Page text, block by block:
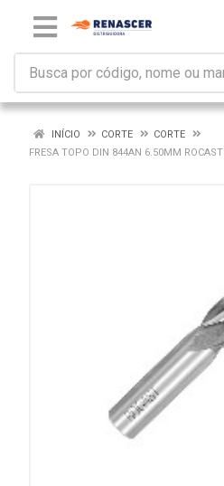
INÍCIO CORTE
CORTE
FRESA TOPO DIN 844AN 6.50MM ROCAST